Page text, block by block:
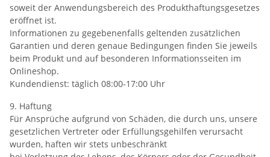
soweit der Anwendungsbereich des Produkthaftungsgesetzes
eröffnet ist.
Informationen zu gegebenenfalls geltenden zusätzlichen
Garantien und deren genaue Bedingungen finden Sie jeweils
beim Produkt und auf besonderen Informationsseiten im
Onlineshop.
Kundendienst: täglich 08:00-17:00 Uhr
9. Haftung
Für Ansprüche aufgrund von Schäden, die durch uns, unsere
gesetzlichen Vertreter oder Erfüllungsgehilfen verursacht
wurden, haften wir stets unbeschränkt